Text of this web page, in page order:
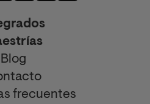
Blog
frecuentes